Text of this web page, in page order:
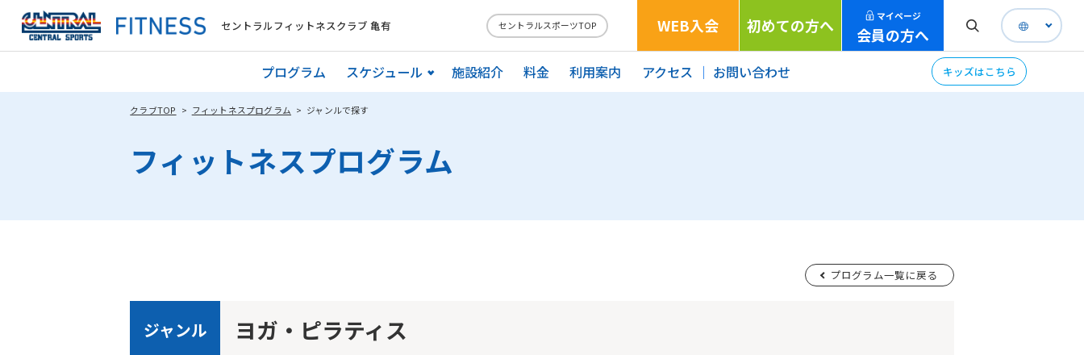
セントラルフィットネスクラブ 亀有 セントラルスポーツTOP WEB入会 初めての方へ マイページ
会員の方へ
プログラム スケジュール 施設紹介 料金 利用案内 アクセス お問い合わせ キッズはこちら
クラブTOP フィットネスプログラム ジャンルで探す
フィットネスプログラム
プログラム一覧に戻る
ジャンル ヨガ・ピラティス